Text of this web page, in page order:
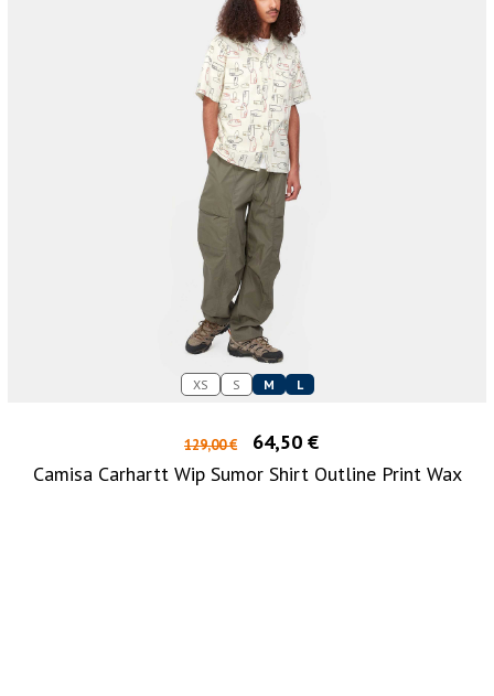
XS S M L
129,00 €
64,50 €
Camisa Carhartt Wip Sumor Shirt Outline Print Wax